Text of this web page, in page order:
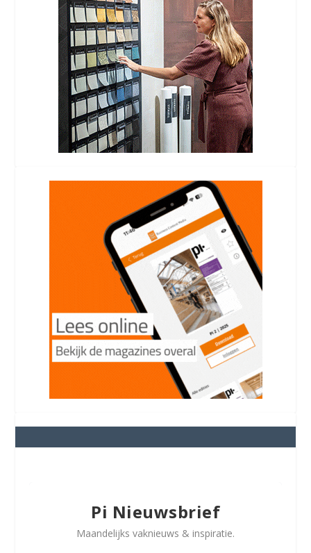
Pi Nieuwsbrief
Maandelijks vaknieuws & inspiratie.